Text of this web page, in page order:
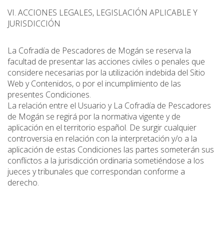
VI. ACCIONES LEGALES, LEGISLACIÓN APLICABLE Y
JURISDICCIÓN
La Cofradía de Pescadores de Mogán se reserva la
facultad de presentar las acciones civiles o penales que
considere necesarias por la utilización indebida del Sitio
Web y Contenidos, o por el incumplimiento de las
presentes Condiciones.
La relación entre el Usuario y La Cofradía de Pescadores
de Mogán se regirá por la normativa vigente y de
aplicación en el territorio español. De surgir cualquier
controversia en relación con la interpretación y/o a la
aplicación de estas Condiciones las partes someterán sus
conflictos a la jurisdicción ordinaria sometiéndose a los
jueces y tribunales que correspondan conforme a
derecho.